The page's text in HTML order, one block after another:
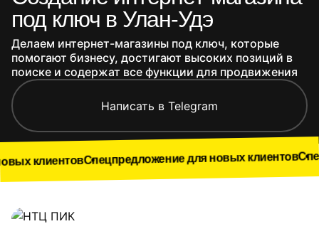
под ключ в Улан-Удэ
Делаем интернет-магазины под ключ, которые
помогают бизнесу, достигают высоких позиций в
поиске и содержат все функции для продвижения
Написать в Telegram
Спецпредложение для новых клиентов
Наши работы